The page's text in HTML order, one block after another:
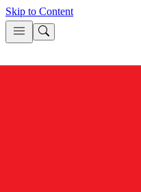
Skip to Content